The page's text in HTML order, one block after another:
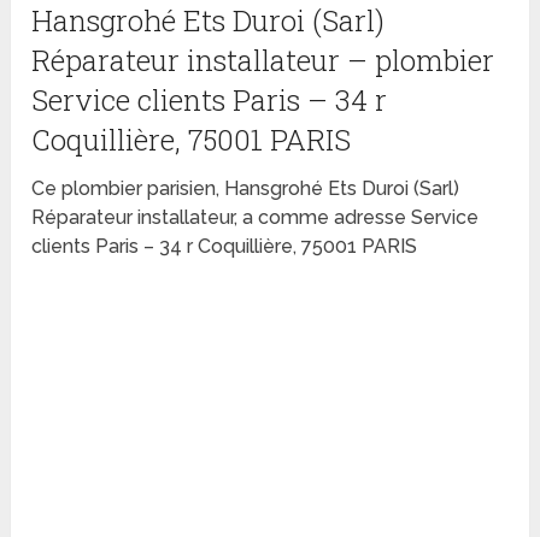
Hansgrohé Ets Duroi (Sarl)
Réparateur installateur – plombier
Service clients Paris – 34 r
Coquillière, 75001 PARIS
Ce plombier parisien, Hansgrohé Ets Duroi (Sarl)
Réparateur installateur, a comme adresse Service
clients Paris – 34 r Coquillière, 75001 PARIS